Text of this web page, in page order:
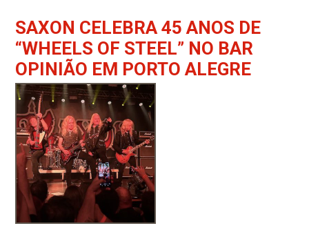
SAXON CELEBRA 45 ANOS DE
“WHEELS OF STEEL” NO BAR
OPINIÃO EM PORTO ALEGRE